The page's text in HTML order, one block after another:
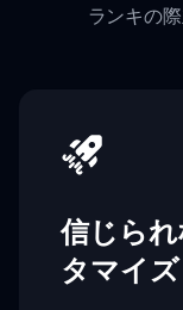
ランキの
信じら
タマイズ